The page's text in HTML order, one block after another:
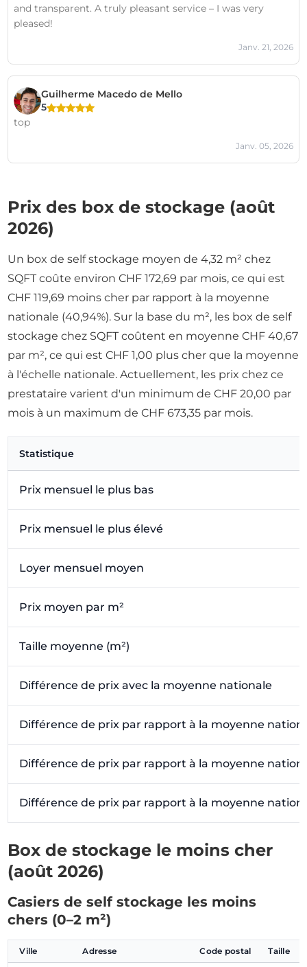
and transparent. A truly pleasant service – I was very
pleased!
Janv. 21, 2026
Guilherme Macedo de Mello
5
top
Janv. 05, 2026
Prix des box de stockage (août
2026)
Un box de self stockage moyen de 4,32 m² chez
SQFT coûte environ CHF 172,69 par mois, ce qui est
CHF 119,69 moins cher par rapport à la moyenne
nationale (40,94%). Sur la base du m², les box de self
stockage chez SQFT coûtent en moyenne CHF 40,67
par m², ce qui est CHF 1,00 plus cher que la moyenne
à l'échelle nationale. Actuellement, les prix chez ce
prestataire varient d'un minimum de CHF 20,00 par
mois à un maximum de CHF 673,35 par mois.
Statistique
Prix mensuel le plus bas
Prix mensuel le plus élevé
Loyer mensuel moyen
Prix moyen par m²
Taille moyenne (m²)
Différence de prix avec la moyenne nationale
Différence de prix par rapport à la moyenne
Différence de prix par rapport à la moyenne
Différence de prix par rapport à la moyenne
Box de stockage le moins cher
(août 2026)
Casiers de self stockage les moins
chers (0–2 m²)
Ville Adresse Code postal Taille